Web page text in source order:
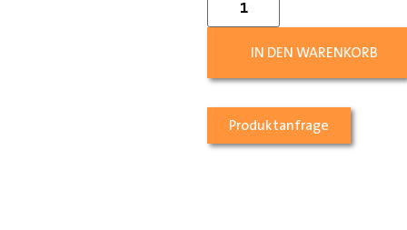
IN DEN WARENKORB
Produktanfrage